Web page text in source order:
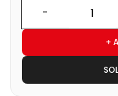
+